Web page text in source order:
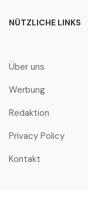
NÜTZLICHE LINKS
Über uns
Werbung
Redaktion
Privacy Policy
Kontakt